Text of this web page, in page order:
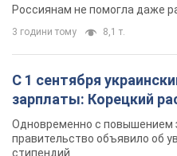
Россиянам не помогла даже
3 години тому 8,1 т.
С 1 сентября
зарплаты: Корецкий
Одновременно с повышением
правительство объявило об
стипендий